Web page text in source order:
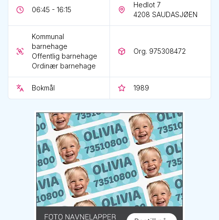
06:45 - 16:15
Hedlot 7
4208 SAUDASJØEN
Kommunal
barnehage
Offentlig barnehage
Ordinær barnehage
Org. 975308472
Bokmål 1989